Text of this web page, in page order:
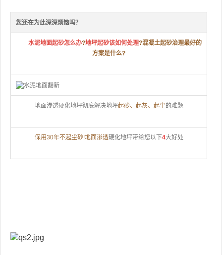
您还在为此深深烦恼吗？
水泥地面起砂怎么办?地坪起砂该如何处理?混凝土起砂治理最好的
方案是什么?
地面渗透硬化地坪彻底解决地坪起砂、起灰、起尘的难题
保用30年不起尘砂!地面渗透硬化地坪带给您以下4大好处